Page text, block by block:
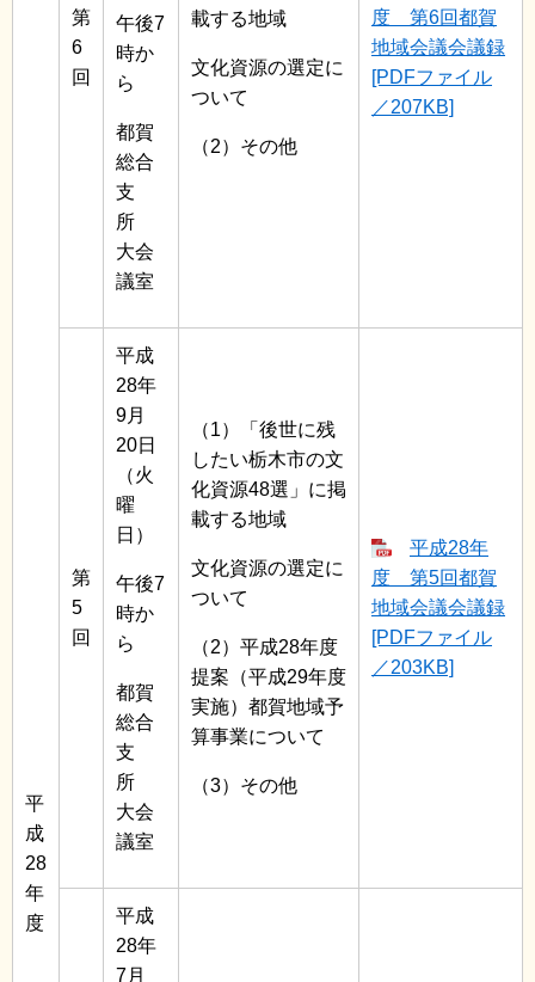
平
成
28
年
度
第
6
回
午後7
時か
ら
都賀
総合
支
所
大会
議室
載する地域
文化資源の選定に
ついて
（2）その他
度 第6回都賀
地域会議会議録
[PDFファイル
／207KB]
第
5
回
平成
28年
9月
20日
（火
曜
日）
午後7
時か
ら
都賀
総合
支
所
大会
議室
（1）「後世に残
したい栃木市の文
化資源48選」に掲
載する地域
文化資源の選定に
ついて
（2）平成28年度
提案（平成29年度
実施）都賀地域予
算事業について
（3）その他
平成28年
度 第5回都賀
地域会議会議録
[PDFファイル
／203KB]
平成
28年
7月